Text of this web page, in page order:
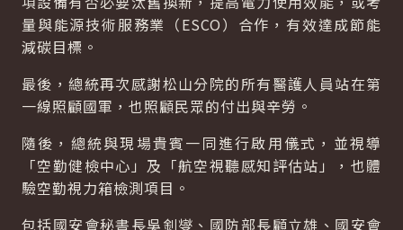
量與能源技術服務業（ESCO）合作，有效達成節能
減碳目標。
最後，總統再次感謝松山分院的所有醫護人員站在第
一線照顧國軍，也照顧民眾的付出與辛勞。
隨後，總統與現場貴賓一同進行啟用儀式，並視導
「空勤健檢中心」及「航空視聽感知評估站」，也體
驗空勤視力箱檢測項目。
包括國安會秘書長吳釗燮、國防部長顧立雄、國安會